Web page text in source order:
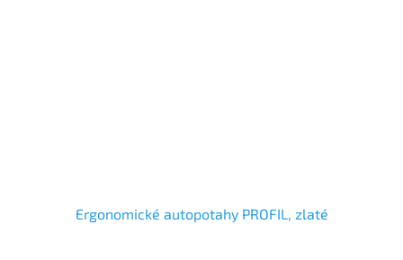
Ergonomické autopotahy PROFIL, zlaté